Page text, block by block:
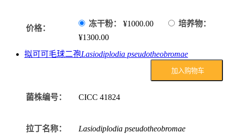
价格：
冻干粉： ¥1000.00
培养物：
¥1300.00
拟可可毛球二孢Lasiodiplodia pseudotheobromae
加入购物车
菌株编号： CICC 41824
拉丁名称： Lasiodiplodia pseudotheobromae